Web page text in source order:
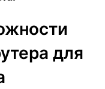
для